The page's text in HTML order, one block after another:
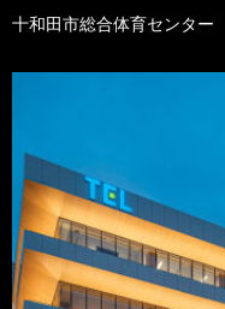
十和田市総合体育センター